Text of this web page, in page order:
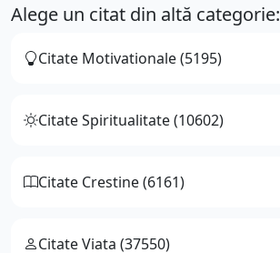
Alege un citat din altă categorie:
Citate Motivationale (5195)
Citate Spiritualitate (10602)
Citate Crestine (6161)
Citate Viata (37550)